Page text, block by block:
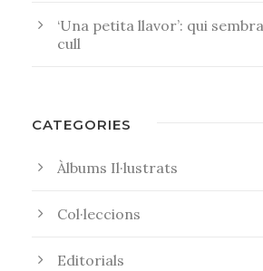
‘Una petita llavor’: qui
cull
CATEGORIES
Àlbums Il·lustrats
Col·leccions
Editorials